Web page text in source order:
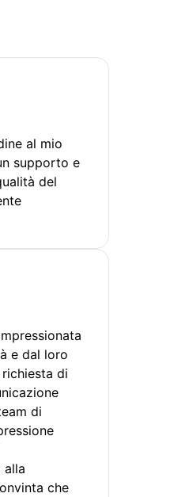
al mio
supporto e
del
e dal loro
di
di
alla
che